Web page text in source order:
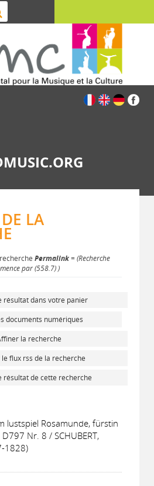
LA
Permalink= (Recherche
par (558.7) )
résultat dans votre panier
documents numériques
la recherche
flux rss de la recherche
résultat de cette recherche
lustspiel Rosamunde, fürstin
Nr. 8 / SCHUBERT,
1828)